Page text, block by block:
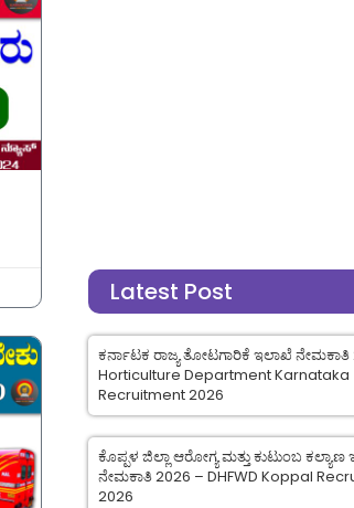
Latest Post
ಕರ್ನಾಟಕ ರಾಜ್ಯ ತೋಟಗಾರಿಕೆ ಇಲಾಖೆ ನೇಮಕಾತಿ
Horticulture Department Karnataka
Recruitment 2026
ಕೊಪ್ಪಳ ಜಿಲ್ಲಾ ಆರೋಗ್ಯ ಮತ್ತು ಕುಟುಂಬ
ನೇಮಕಾತಿ 2026 – DHFWD Koppal
2026